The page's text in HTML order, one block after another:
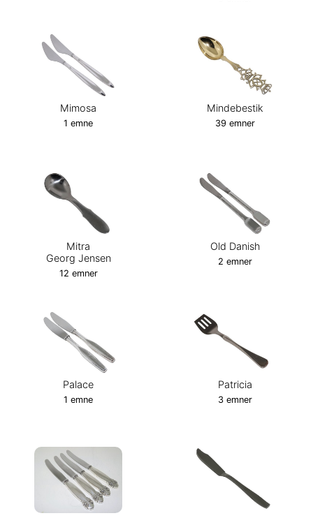
Mimosa
1 emne
Mindebestik
39 emner
Mitra
Georg Jensen
12 emner
Old Danish
2 emner
Palace
1 emne
Patricia
3 emner